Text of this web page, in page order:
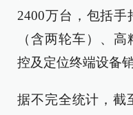
2400万台，包括
（含两轮车）、
控及定位终端设备
据不完全统计，截